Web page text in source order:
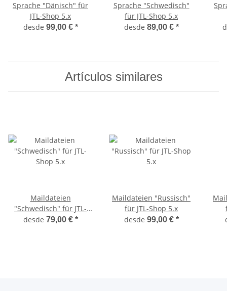
Sprache "Dänisch" für
JTL-Shop 5.x
desde 99,00 € *
Sprache "Schwedisch"
für JTL-Shop 5.x
desde 89,00 € *
Artículos similares
Maildateien
"Schwedisch" für JTL-
Shop 5.x
desde 79,00 € *
Maildateien "Russisch"
für JTL-Shop 5.x
desde 99,00 € *